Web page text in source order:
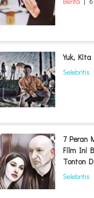
Yuk,
Selebritis
7 Peran
Film Ini
Tonton
Selebritis